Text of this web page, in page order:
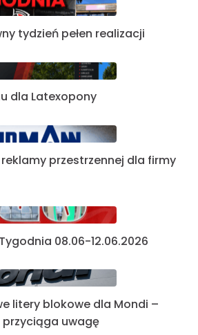
tydzień pełen realizacji
dla Latexopony
przestrzennej dla firmy
08.06-12.06.2026
litery blokowe dla Mondi –
uwagę